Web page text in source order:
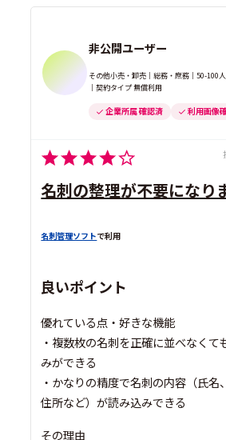
非公開ユーザー
その他小売・卸売｜総務・庶務｜50-100
｜契約タイプ 無償利用
企業所属 確認済 利用画像
名刺の整理が不要になり
名刺管理ソフトで利用
良いポイント
優れている点・好きな機能
・複数枚の名刺を正確に並べなくて
みができる
・かなりの精度で名刺の内容（氏名
住所など）が読み込みできる
その理由